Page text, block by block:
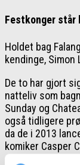
Festkonger står
Holdet bag
kendinge, Simon
De to har gjort
natteliv som
Sunday og
også tidligere
da de i 2013
komiker Casper